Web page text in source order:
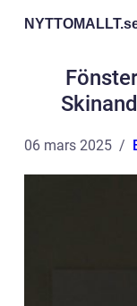
NYTTOMALLT.
06 mars 2025